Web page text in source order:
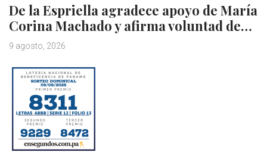
De la Espriella agradece apoyo de María
Corina Machado y afirma voluntad de…
9 agosto, 2026